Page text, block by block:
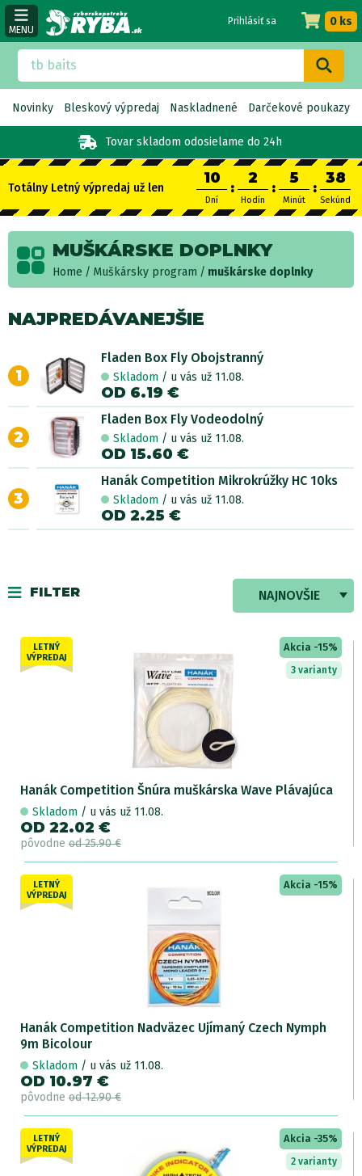
MENU
Tovar skladom odosielame do 24h
Prihlásiť sa 0 ks
Novinky Bleskový výpredaj Naskladnené Darčekové poukazy
Totálny Letný výpredaj už len
10
Dní
:
2
Hodín
:
5
Minút
:
38
Sekúnd
MUŠKÁRSKE DOPLNKY
Home Muškársky program muškárske doplnky
NAJPREDÁVANEJŠIE
1
Fladen Box Fly Obojstranný
Skladom / u vás už 11.08.
OD 6.19 €
2
Fladen Box Fly Vodeodolný
Skladom / u vás už 11.08.
OD 15.60 €
3
Hanák Competition Mikrokrúžky HC 10ks
Skladom / u vás už 11.08.
OD 2.25 €
NAJNOVŠIE
FILTER
LETNÝ
VÝPREDAJ
Akcia -15%
3 varianty
Hanák Competition Šnúra muškárska Wave Plávajúca
Skladom / u vás už 11.08.
OD 22.02 €
pôvodne od 25.90 €
LETNÝ
VÝPREDAJ
Akcia -15%
Hanák Competition Nadväzec Ujímaný Czech Nymph
9m Bicolour
Skladom / u vás už 11.08.
OD 10.97 €
pôvodne od 12.90 €
LETNÝ
VÝPREDAJ
Akcia -35%
2 varianty